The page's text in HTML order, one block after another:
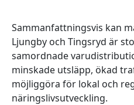
Sammanfattningsvis kan
Ljungby och Tingsryd är
samordnade
minskade utsläpp, ökad
möjliggöra för lokal och
näringslivsutveckling.